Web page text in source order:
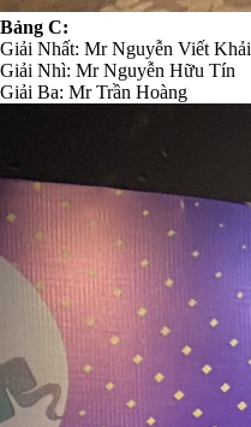
Bảng C:
Giải Nhất: Mr Nguyễn Viết Khải
Giải Nhì: Mr Nguyễn Hữu Tín
Giải Ba: Mr Trần Hoàng